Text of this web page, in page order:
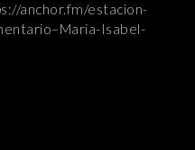
anchor.fm/estacion-
Isabel-